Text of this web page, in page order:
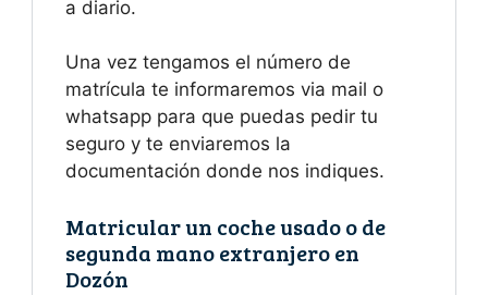
a diario.
Una vez tengamos el número de
matrícula te informaremos via mail o
whatsapp para que puedas pedir tu
seguro y te enviaremos la
documentación donde nos indiques.
Matricular un coche usado o de
segunda mano extranjero en
Dozón